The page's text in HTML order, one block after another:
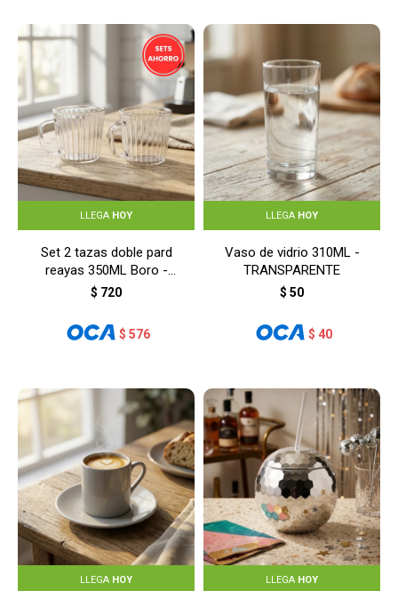
LLEGA HOY
Set 2 tazas doble pard
reayas 350ML Boro -
TRANSPARENTE
$ 720
$ 576
LLEGA HOY
Vaso de vidrio 310ML -
TRANSPARENTE
$ 50
$ 40
LLEGA HOY LLEGA HOY